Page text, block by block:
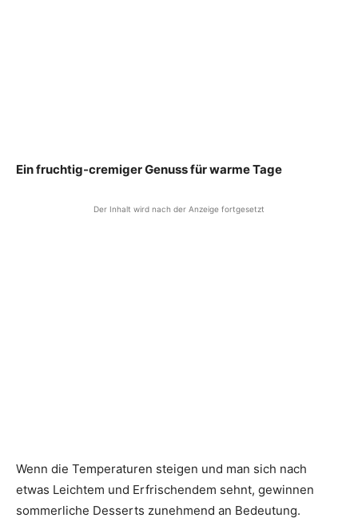
Ein fruchtig-cremiger Genuss für warme Tage
Der Inhalt wird nach der Anzeige fortgesetzt
Wenn die Temperaturen steigen und man sich nach
etwas Leichtem und Erfrischendem sehnt, gewinnen
sommerliche Desserts zunehmend an Bedeutung.